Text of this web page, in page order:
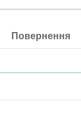
Повернення